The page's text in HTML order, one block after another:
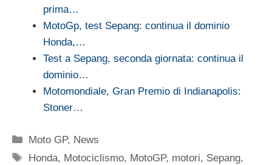
prima…
MotoGp, test Sepang: continua il dominio
Honda,…
Test a Sepang, seconda giornata: continua il
dominio…
Motomondiale, Gran Premio di Indianapolis:
Stoner…
Categorie
Moto GP, News
Tag
Honda, Motociclismo, MotoGP, motori, Sepang,